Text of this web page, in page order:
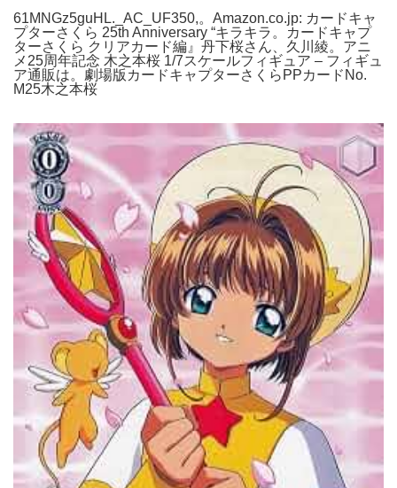
61MNGz5guHL._AC_UF350,。Amazon.co.jp: カードキャ
プターさくら 25th Anniversary “キラキラ。カードキャプ
ターさくら クリアカード編』丹下桜さん、久川綾。アニ
メ25周年記念 木之本桜 1/7スケールフィギュア – フィギュ
ア通販は。劇場版カードキャプターさくらPPカードNo.
M25木之本桜